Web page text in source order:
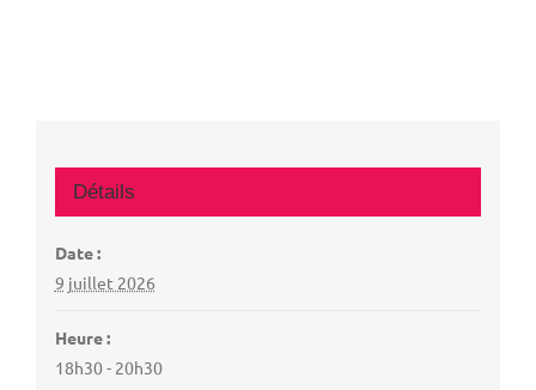
Détails
Date :
9 juillet 2026
Heure :
18h30 - 20h30